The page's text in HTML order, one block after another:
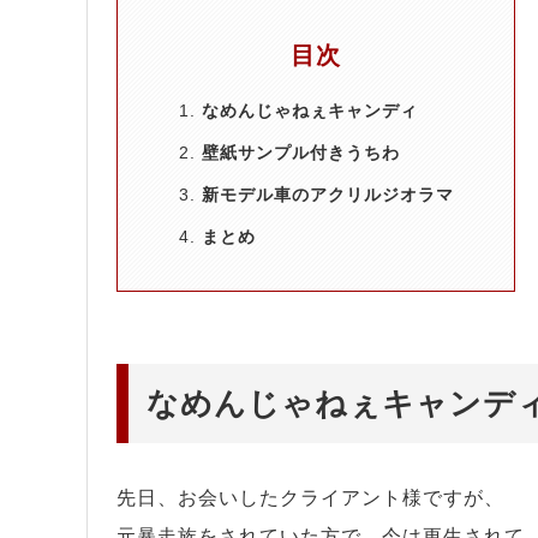
目次
なめんじゃねぇキャンディ
壁紙サンプル付きうちわ
新モデル車のアクリルジオラマ
まとめ
なめんじゃねぇキャンデ
先日、お会いしたクライアント様ですが、